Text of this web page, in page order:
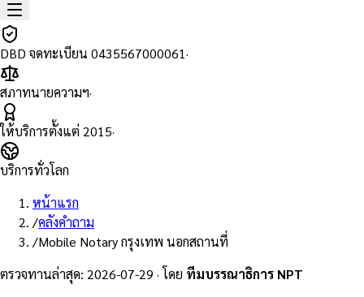
DBD จดทะเบียน 0435567000061·
สภาทนายความฯ·
ให้บริการตั้งแต่ 2015·
บริการทั่วโลก
หน้าแรก
/คลังคำถาม
/Mobile Notary กรุงเทพ นอกสถานที่
ตรวจทานล่าสุด: 2026-07-29 · โดย ทีมบรรณาธิการ NPT